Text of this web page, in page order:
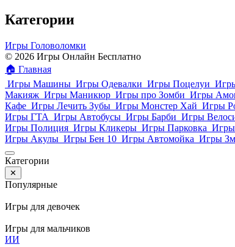
Категории
Игры Головоломки
© 2026 Игры Онлайн Бесплатно
🏠 Главная
Игры Машины Игры Одевалки Игры Поцелуи
Макияж Игры Маникюр Игры про Зомби Игры
Кафе Игры Лечить Зубы Игры Монстер Хай Игры
Игры ГТА Игры Автобусы Игры Барби Игры
Игры Полиция Игры Кликеры Игры Парковка
Игры Акулы Игры Бен 10 Игры Автомойка Игры
Категории
✕
Популярные
Игры для девочек
Игры для мальчиков
ИИ